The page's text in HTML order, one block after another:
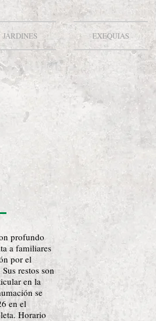
JARDINES EXEQUIAS
profundo
a familiares
por el
restos son
en la
se
en el
Horario